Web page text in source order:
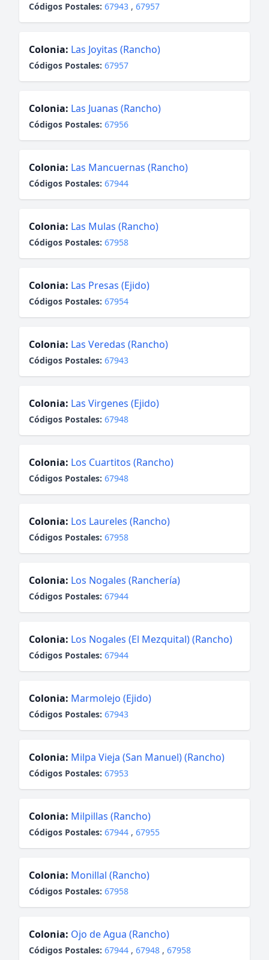
Códigos Postales: 67943 , 67957
Colonia: Las Joyitas (Rancho)
Códigos Postales: 67957
Colonia: Las Juanas (Rancho)
Códigos Postales: 67956
Colonia: Las Mancuernas (Rancho)
Códigos Postales: 67944
Colonia: Las Mulas (Rancho)
Códigos Postales: 67958
Colonia: Las Presas (Ejido)
Códigos Postales: 67954
Colonia: Las Veredas (Rancho)
Códigos Postales: 67943
Colonia: Las Virgenes (Ejido)
Códigos Postales: 67948
Colonia: Los Cuartitos (Rancho)
Códigos Postales: 67948
Colonia: Los Laureles (Rancho)
Códigos Postales: 67958
Colonia: Los Nogales (Ranchería)
Códigos Postales: 67944
Colonia: Los Nogales (El Mezquital) (Rancho)
Códigos Postales: 67944
Colonia: Marmolejo (Ejido)
Códigos Postales: 67943
Colonia: Milpa Vieja (San Manuel) (Rancho)
Códigos Postales: 67953
Colonia: Milpillas (Rancho)
Códigos Postales: 67944 , 67955
Colonia: Monillal (Rancho)
Códigos Postales: 67958
Colonia: Ojo de Agua (Rancho)
Códigos Postales: 67944 , 67948 , 67958